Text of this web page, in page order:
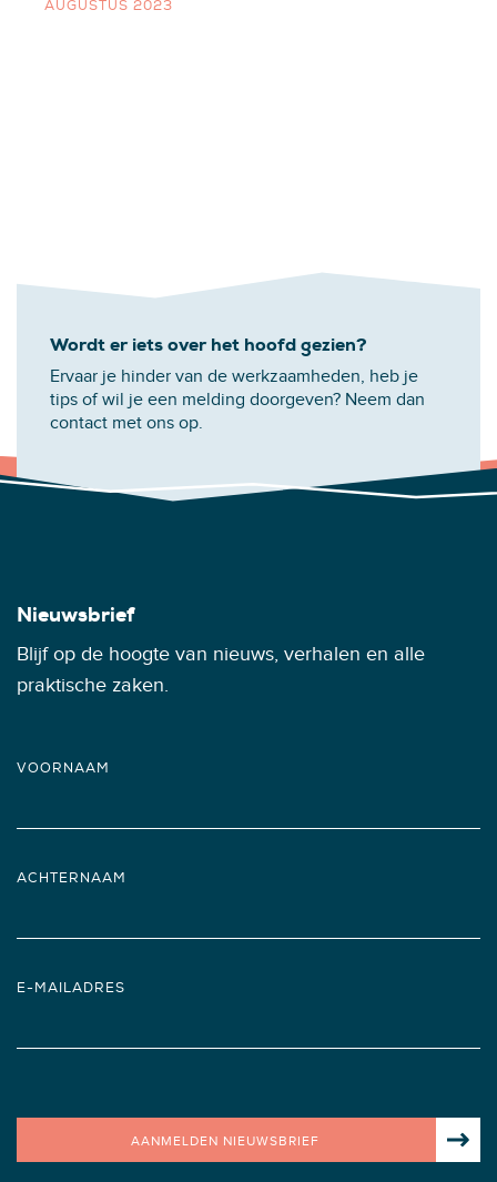
AUGUSTUS 2023
Wordt er iets over het hoofd gezien?
Ervaar je hinder van de werkzaamheden, heb je
tips of wil je een melding doorgeven? Neem dan
contact met ons op.
Nieuwsbrief
Blijf op de hoogte van nieuws, verhalen en alle
praktische zaken.
VOORNAAM
ACHTERNAAM
E-MAILADRES
AANMELDEN NIEUWSBRIEF